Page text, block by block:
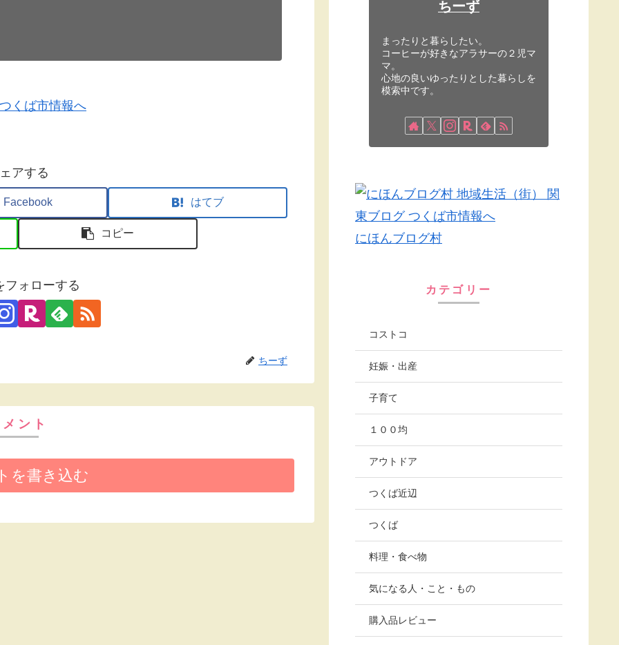
アする
Facebook はてブ
コピー
フォローする
ちーず
ント
を書き込む
ちーず
まったりと暮らしたい。
コーヒーが好きなアラサーの２児マ
マ。
心地の良いゆったりとした暮らしを
模索中です。
にほんブログ村
カテゴリー
コストコ
妊娠・出産
子育て
１００均
アウトドア
つくば近辺
つくば
料理・食べ物
気になる人・こと・もの
購入品レビュー